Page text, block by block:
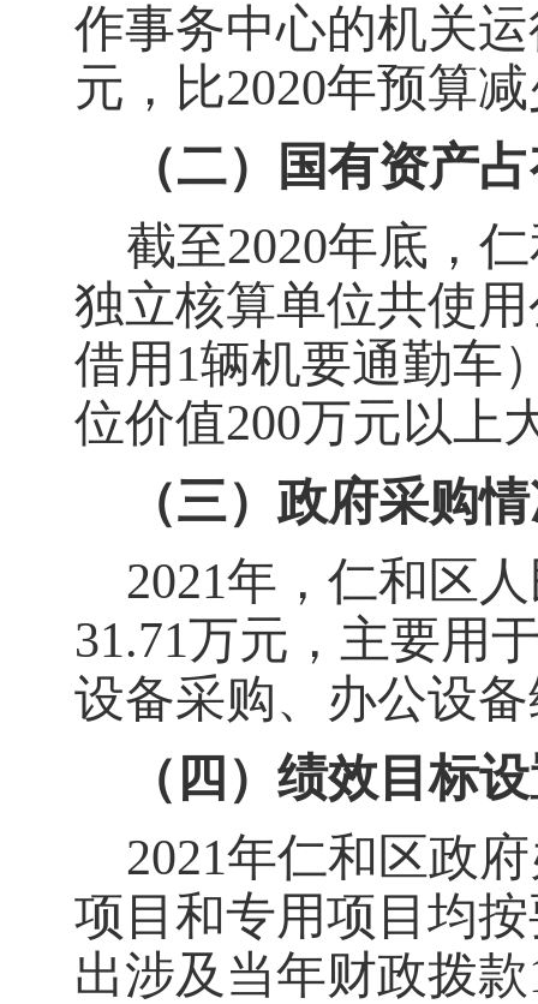
作事务中心的机关
元，比2020年预算
（二）国有资产
截至2020年底，
独立核算单位共使
借用 1辆机要通勤车
位价值200万元以上
（三）政府采购
2021年， 仁和区
31.71万元，主要用
设备采购、办公设
（四）绩效目标
2021年仁和区政
项目和专用项目均
出涉及当年财政拨款